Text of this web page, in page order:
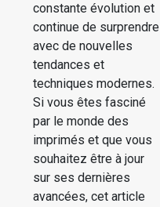
constante évolution et
continue de surprendre
avec de nouvelles
tendances et
techniques modernes.
Si vous êtes fasciné
par le monde des
imprimés et que vous
souhaitez être à jour
sur ses dernières
avancées, cet article